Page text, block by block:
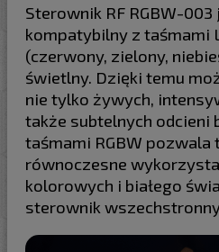
Sterownik RF RGBW-003
kompatybilny z taśmami
(czerwony, zielony,
świetlny. Dzięki temu
nie tylko żywych,
także subtelnych odcieni
taśmami RGBW pozwala
równoczesne
kolorowych i białego
sterownik